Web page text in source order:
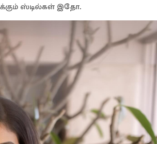
ஸ்டில்கள் இதோ.